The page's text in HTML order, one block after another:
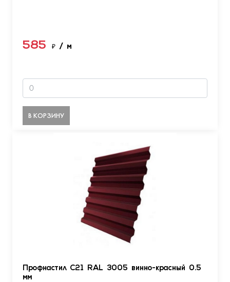
585 ₽ / м
В КОРЗИНУ
Профнастил С21 RAL 3005 винно-красный 0.5
мм